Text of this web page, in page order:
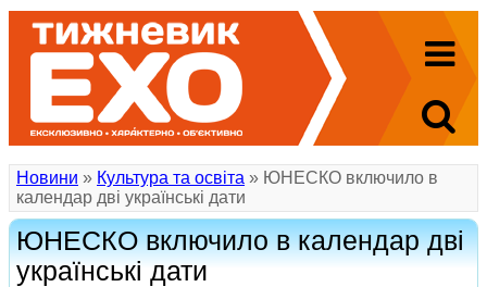
Новини » Культура та освіта » ЮНЕСКО включило в
календар дві українські дати
ЮНЕСКО включило в календар дві
українські дати